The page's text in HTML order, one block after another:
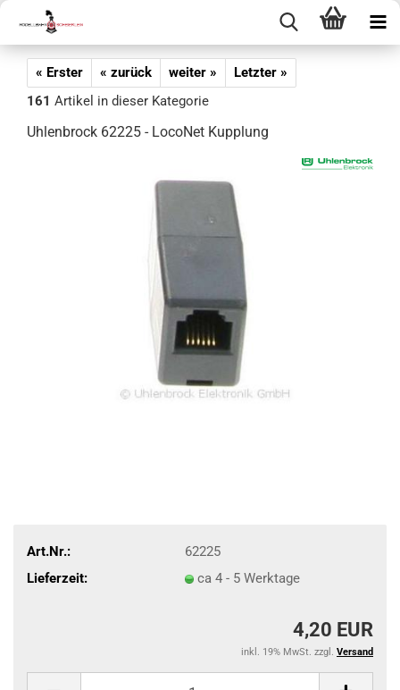
« Erster « zurück weiter »
Letzter »
161 Artikel in dieser Kategorie
Uhlenbrock 62225 - LocoNet Kupplung
Art.Nr.:
62225
Lieferzeit:
ca 4 - 5 Werktage
4,20 EUR
inkl. 19% MwSt. zzgl. Versand